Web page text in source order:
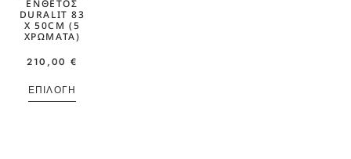
ΈΝΘΕΤΟΣ
DURALIT 83
X 50CM (5
ΧΡΏΜΑΤΑ)
210,00€
ΕΠΙΛΟΓΉ